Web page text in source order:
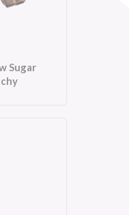
Sugar